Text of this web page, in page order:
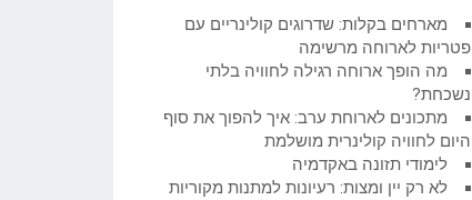
מארחים בקלות: שדרוגים קולינריים עם
פטריות לארוחה מרשימה
מה הופך ארוחה רגילה לחוויה בלתי
נשכחת?
מתכונים לארוחת ערב: איך להפוך את סוף
היום לחוויה קולינרית מושלמת
לימודי תזונה באקדמיה
לא רק יין ומצות: רעיונות למתנות מקוריות